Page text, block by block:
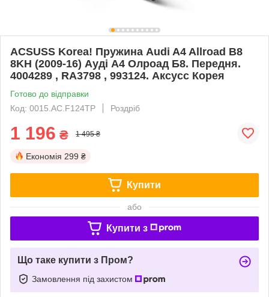
ACSUSS Korea! Пружина Audi A4 Allroad B8
8KH (2009-16) Ауді А4 Олроад Б8. Передня.
4004289 , RA3798 , 993124. Аксусс Корея
Готово до відправки
Код: 0015.AC.F124TP
Роздріб
1 196 ₴ 1 495 ₴
Економія 299 ₴
Купити
або
Купити з
Що таке купити з Пром?
Замовлення під захистом